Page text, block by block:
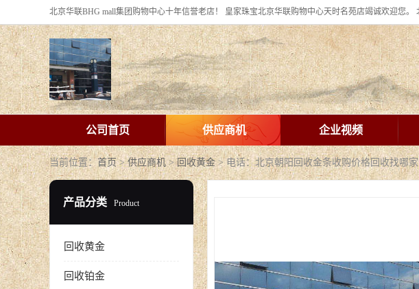
公司首页 供应商机 企业视频
当前位置： 首页>供应商机 >回收黄金> 电话：北京朝阳回收金条收购价格回收找哪家
产品分类 Product
回收黄金
回收铂金